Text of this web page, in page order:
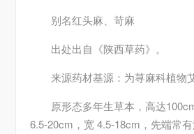
别名红头麻、苛麻
出处出自《陕西草药》。
来源药材基源：为荨麻科植物
原形态多年生草本，高达
6.5-20cm，宽 4.5-18cm，先端常